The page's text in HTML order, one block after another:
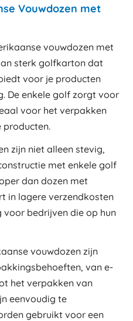
Vouwdozen met
vouwdozen met
sterk golfkarton dat
voor je producten
De enkele golf zorgt voor
voor het verpakken
zijn niet alleen stevig,
met enkele golf
dan dozen met
in lagere verzendkosten
voor bedrijven die op hun
vouwdozen zijn
van e-
het verpakken van
eenvoudig te
gebruikt voor een